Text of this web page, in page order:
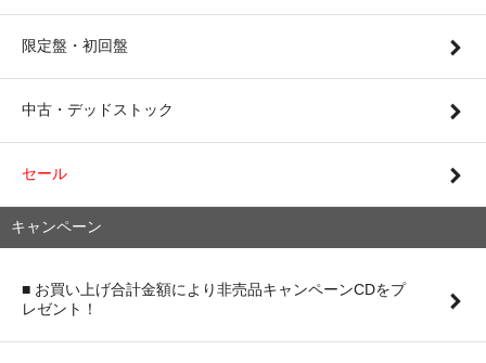
限定盤・初回盤
中古・デッドストック
セール
キャンペーン
■ お買い上げ合計金額により非売品キャンペーンCDをプ
レゼント！